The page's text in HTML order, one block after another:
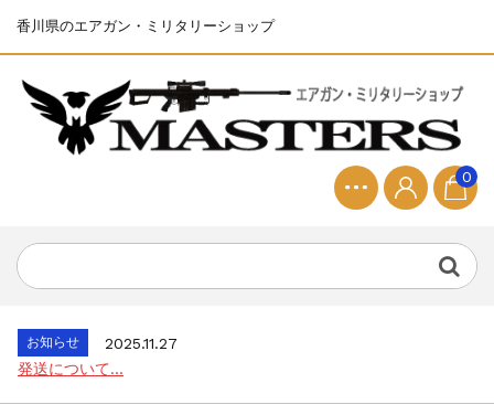
香川県のエアガン・ミリタリーショップ
0
ちょっと面白い電動416修理...
お知らせ
2026.8.4
お知らせ
2025.11.27
発送について...